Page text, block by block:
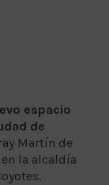
espacio
de
Martín de
la alcaldía